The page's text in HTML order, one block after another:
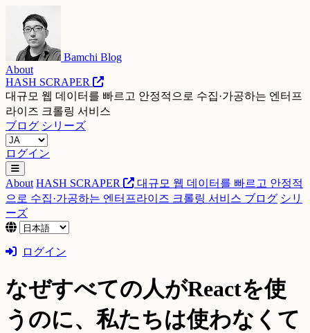
Bamchi Blog
About
HASH SCRAPER
대규모 웹 데이터를 빠르고 안정적으로 수집·가공하는 엔터프
라이즈 크롤링 서비스
ブログ シリーズ
ログイン
About HASH SCRAPER
대규모 웹 데이터를 빠르고 안정적
으로 수집·가공하는 엔터프라이즈 크롤링 서비스 ブログ シリ
ーズ
ログイン
なぜすべての人がReactを使
うのに、私たちは使わなくて